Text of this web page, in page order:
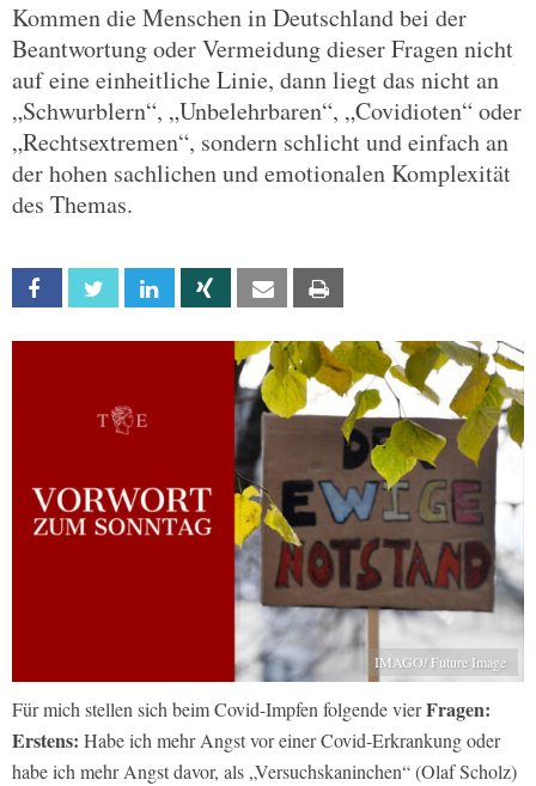
Kommen die Menschen in Deutschland bei der
Beantwortung oder Vermeidung dieser Fragen nicht
auf eine einheitliche Linie, dann liegt das nicht an
„Schwurblern“, „Unbelehrbaren“, „Covidioten“ oder
„Rechtsextremen“, sondern schlicht und einfach an
der hohen sachlichen und emotionalen Komplexität
des Themas.
Facebook Twitter Linkedin Xing Email
IMAGO/ Future Image
Für mich stellen sich beim Covid-Impfen folgende vierFragen:
Erstens: Habe ich mehr Angst vor einer Covid-Erkrankung oder
habe ich mehr Angst davor, als „Versuchskaninchen“ (Olaf Scholz)